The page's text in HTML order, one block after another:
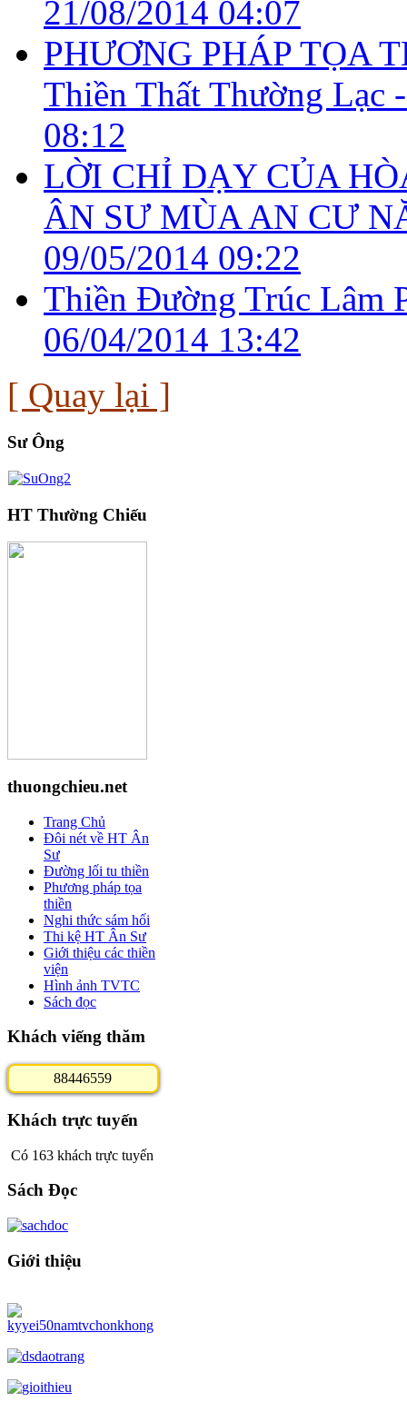
21/08/2014 04:07
PHƯƠNG PHÁP TỌA
Thiền Thất Thường Lạc
08:12
LỜI CHỈ DẠY CỦA
ÂN SƯ MÙA AN CƯ
09/05/2014 09:22
Thiền Đường Trúc Lâm
06/04/2014 13:42
[ Quay lại ]
Sư Ông
HT Thường Chiếu
thuongchieu.net
Trang Chủ
Đôi nét về HT Ân
Sư
Đường lối tu thiền
Phương pháp tọa
thiền
Nghi thức sám hối
Thi kệ HT Ân Sư
Giới thiệu các thiền
viện
Hình ảnh TVTC
Sách đọc
Khách viếng thăm
88446559
Khách trực tuyến
Có 163 khách trực tuyến
Sách Đọc
Giới thiệu